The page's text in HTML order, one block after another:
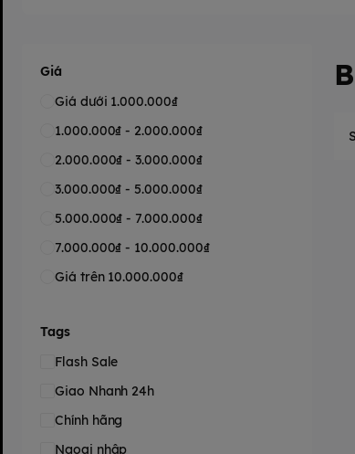
Giá
Giá dưới 1.000.000₫
1.000.000₫ - 2.000.000₫
2.000.000₫ - 3.000.000₫
3.000.000₫ - 5.000.000₫
5.000.000₫ - 7.000.000₫
7.000.000₫ - 10.000.000₫
Giá trên 10.000.000₫
Tags
Flash Sale
Giao Nhanh 24h
Chính hãng
Ngoại nhập